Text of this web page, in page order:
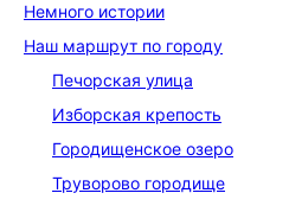
Немного истории
Наш маршрут по городу
Печорская улица
Изборская крепость
Городищенское озеро
Труворово городище